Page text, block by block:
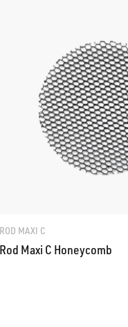
ROD MAXI C
Rod Maxi C Honeycomb